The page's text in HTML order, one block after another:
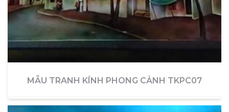
MẪU TRANH KÍNH PHONG CẢNH TKPC07